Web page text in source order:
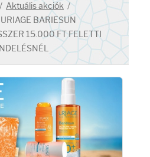
/ Aktuális akciók /
BARIESUN
15.000 FT FELETTI